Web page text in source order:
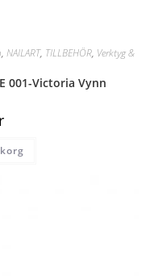
, NAILART, TILLBEHÖR, Verktyg &
001-Victoria Vynn